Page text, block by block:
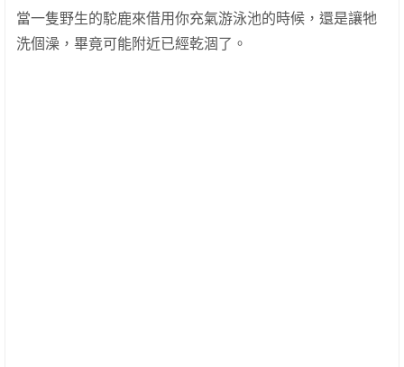
當一隻野生的駝鹿來借用你充氣游泳池的時候，還是讓牠
洗個澡，畢竟可能附近已經乾涸了。